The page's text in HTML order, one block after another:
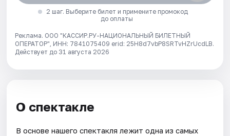
2 шаг. Выберите билет и примените промокод
до оплаты
Реклама. ООО "КАССИР.РУ-НАЦИОНАЛЬНЫЙ БИЛЕТНЫЙ
ОПЕРАТОР", ИНН: 7841075409 erid: 25H8d7vbP8SRTvHZrUcdLB.
Действует до 31 августа 2026
О спектакле
В основе нашего спектакля лежит одна из самых